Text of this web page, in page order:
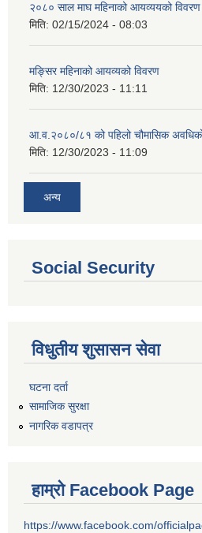
२०८० साल माघ महिनाको आयव्ययको विवरण
मिति: 02/15/2024 - 08:03
मङ्सिर महिनाको आयव्यको विवरण
मिति: 12/30/2023 - 11:11
आ.व.२०८०/८१ को पहिलो चौमासिक
मिति: 12/30/2023 - 11:09
अन्य
Social Security
विधुतीय शुसासन सेवा
घटना दर्ता
सामाजिक सुरक्षा
नागरिक वडापत्र
हाम्रो Facebook Page
https://www.facebook.com/